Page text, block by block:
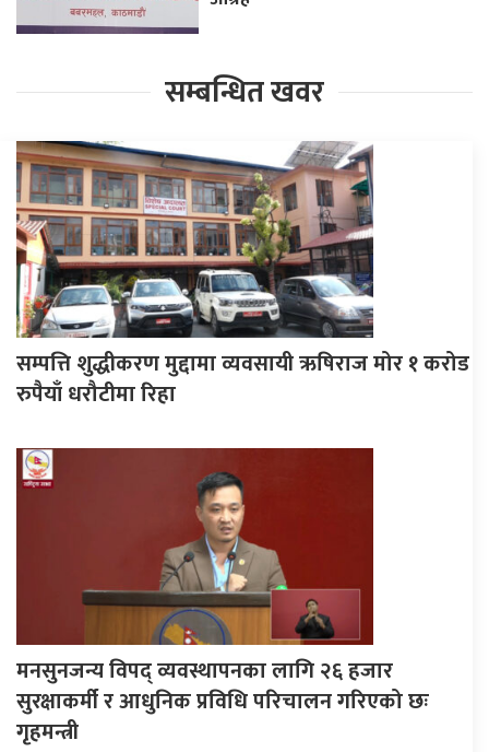
सम्बन्धित खवर
सम्पत्ति शुद्धीकरण मुद्दामा व्यवसायी ऋषिराज मोर १ करोड
रुपैयाँ धरौटीमा रिहा
मनसुनजन्य विपद् व्यवस्थापनका लागि २६ हजार
सुरक्षाकर्मी र आधुनिक प्रविधि परिचालन गरिएको छः
गृहमन्त्री